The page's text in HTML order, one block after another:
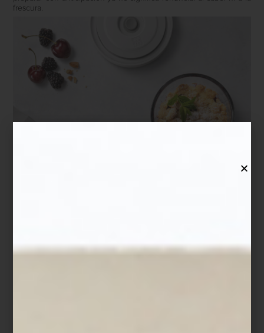
frescura.
Ralladura de medio limón